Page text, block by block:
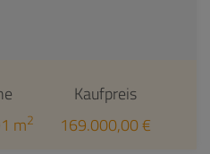
m2
Kaufpreis
169.000,00 €